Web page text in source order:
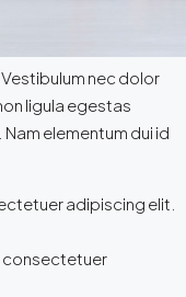
nec dolor
ligula egestas
elementum dui id
adipiscing elit.
consectetuer